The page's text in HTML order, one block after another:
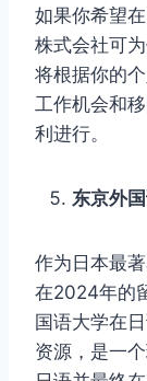
如果你希望
株式会社可
将根据你的
工作机会和
利进行。
东京外
作为日本最
在2024年的
国语大学在
资源，是一